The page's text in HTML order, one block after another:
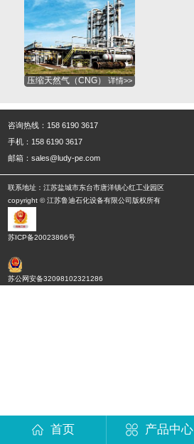
压缩天然气（CNG） 详情>>
咨询热线：158 6190 3617
手机：158 6190 3617
邮箱：sales@ludy-pe.com
联系地址：江苏盐城市东台市唐洋镇心红工业园区
copyright © 江苏鲁迪石化设备有限公司版权所有
苏ICP备20023866号
苏公网安备32098102321286
首页 产品中心